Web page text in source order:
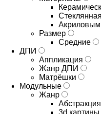
Стеклянная
Размер
Средние
ДПИ
Аппликация
Жанр ДПИ
Матрёшки
Модульные
Жанр
Абстракция
3d картины